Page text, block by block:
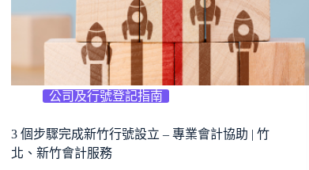
公司及行號登記指南
3 個步驟完成新竹行號設立 – 專業會計協助 | 竹
北、新竹會計服務